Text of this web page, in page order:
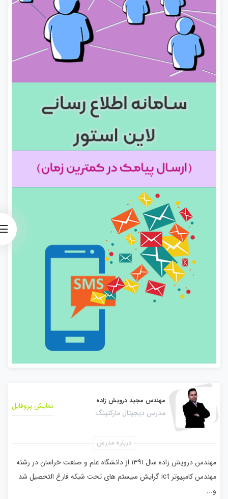
مهندس مجید درویش زاده
مدرس دیجیتال مارکتینگ
نمایش پروفایل
درباره مدرس
مهندس درویش زاده سال ۱۳۹۱ از دانشگاه علم و صنعت خراسان در رشته
مهندس کامپیوتر ict گرایش سیستم های تحت شبکه فارغ التحصیل شد
و...